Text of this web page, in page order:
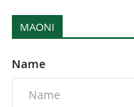
MAONI
Name